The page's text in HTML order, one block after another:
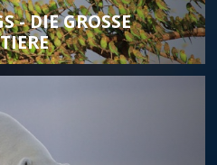
DIE GROSSE W